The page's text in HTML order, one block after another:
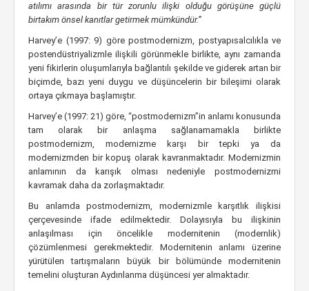
atılımı arasında bir tür zorunlu ilişki olduğu görüşüne güçlü
birtakım önsel kanıtlar getirmek mümkündür.”
Harvey’e (1997: 9) göre postmodernizm, postyapısalcılıkla ve
postendüstriyalizmle ilişkili görünmekle birlikte, aynı zamanda
yeni fikirlerin oluşumlarıyla bağlantılı şekilde ve giderek artan bir
biçimde, bazı yeni duygu ve düşüncelerin bir bileşimi olarak
ortaya çıkmaya başlamıştır.
Harvey’e (1997: 21) göre, “postmodernizm”in anlamı konusunda
tam olarak bir anlaşma sağlanamamakla birlikte
postmodernizm, modernizme karşı bir tepki ya da
modernizmden bir kopuş olarak kavranmaktadır. Modernizmin
anlamının da karışık olması nedeniyle postmodernizmi
kavramak daha da zorlaşmaktadır.
Bu anlamda postmodernizm, modernizmle karşıtlık ilişkisi
çerçevesinde ifade edilmektedir. Dolayısıyla bu ilişkinin
anlaşılması için öncelikle modernitenin (modernlik)
çözümlenmesi gerekmektedir. Modernitenin anlamı üzerine
yürütülen tartışmaların büyük bir bölümünde modernitenin
temelini oluşturan Aydınlanma düşüncesi yer almaktadır.